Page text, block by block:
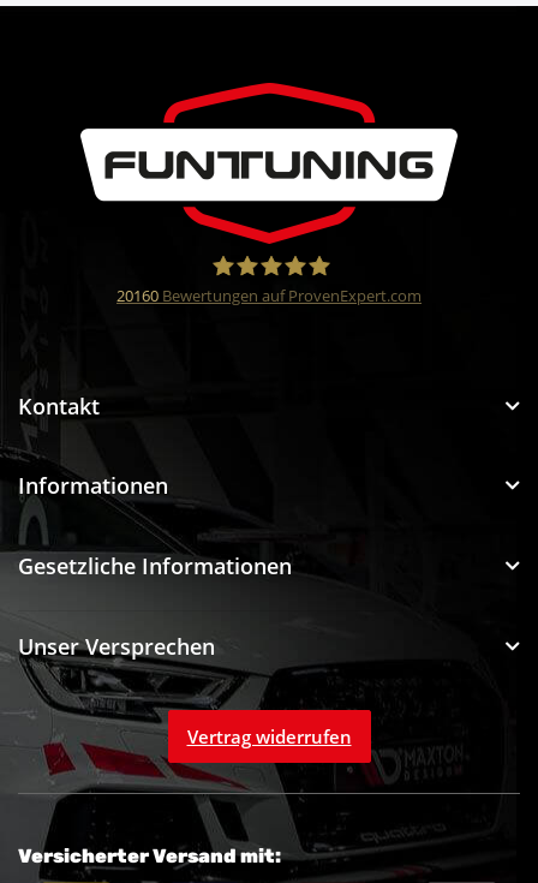
20160 Bewertungen auf ProvenExpert.com
Kontakt
Informationen
Gesetzliche Informationen
Unser Versprechen
Vertrag widerrufen
Versicherter Versand mit: